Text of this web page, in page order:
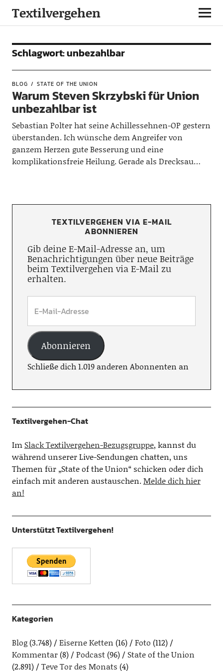
Textilvergehen
Schlagwort:unbezahlbar
BLOG STATE OF THE UNION
Warum Steven Skrzybski für Union
unbezahlbar ist
Sebastian Polter hat seine Achillessehnen-OP gestern
überstanden. Ich wünsche dem Angreifer von
ganzem Herzen gute Besserung und eine
komplikationsfreie Heilung. Gerade als Drecksau…
TEXTILVERGEHEN VIA E-MAIL
ABONNIEREN
Gib deine E-Mail-Adresse an, um
Benachrichtigungen über neue Beiträge
beim Textilvergehen via E-Mail zu
erhalten.
Abonnieren
Schließe dich 1.019 anderen Abonnenten an
Textilvergehen-Chat
Im Slack Textilvergehen-Bezugsgruppe, kannst du
während unserer Live-Sendungen chatten, uns
Themen für „State of the Union“ schicken oder dich
einfach mit anderen austauschen.Melde dich hier
an!
Unterstützt Textilvergehen!
Kategorien
Blog(3.748) Eiserne Ketten (16) Foto (112)
Kommentar(8) Podcast(96)
State of the Union
(2.891)
Teve Tor des Monats (4)